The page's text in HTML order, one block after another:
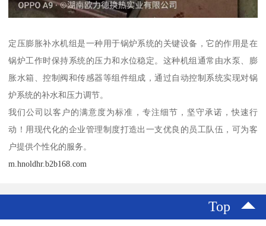
定压膨胀补水机组是一种用于锅炉系统的关键设备，它的作用是在
锅炉工作时保持系统的压力和水位稳定。这种机组通常由水泵、膨
胀水箱、控制阀和传感器等组件组成，通过自动控制系统实现对锅
炉系统的补水和压力调节。
我们公司以客户的满意度为标准，专注细节，坚守承诺，快速行
动！用现代化的企业管理制度打造出一支优良的员工队伍，可为客
户提供个性化的服务。
m.hnoldhr.b2b168.com
Top